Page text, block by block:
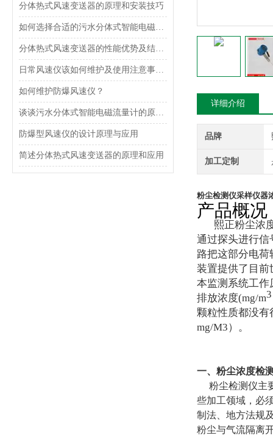
分体热式风速变送器的原理和安装技巧
如何选择合适的污水分体式智能电磁流量计？
分体热式风速变送器的性能优势及结构设计
日常风速仪该如何维护及使用注意事项是什么呢？
如何维护防爆风速仪？
谈谈污水分体式智能电磁流量计的原理和特点
防爆型风速仪的设计原理与应用
简述分体热式风速变送器的原理和应用
详细介绍
品牌
加工定制
粉尘检测仪采样仪器
产品概况
熙正粉尘浓度
通过探头进行信
路把这部分电
装置提供了目前
本监测系统工作
排放浓度(mg/m3
颗粒性质都没有
mg/M3）。
一、粉尘浓度检
粉尘检测仪主
些加工领域，必
制法、地方法规
粉尘与气流隔离